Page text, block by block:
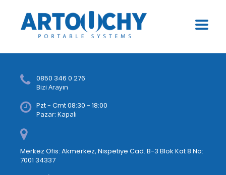
0850 346 0 276
Bizi Arayın
Pzt - Cmt 08:30 - 18:00
Pazar: Kapalı
Merkez Ofis: Akmerkez, Nispetiye Cad. B-3 Blok Kat 8 No:
7001 34337